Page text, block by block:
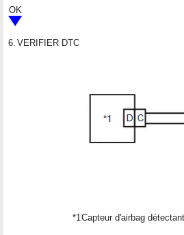
OK
6. VERIFIER DTC
*1Capteur d'airbag